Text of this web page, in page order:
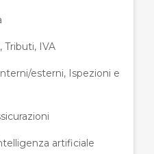
Tributi, IVA
esterni, Ispezioni e
artificiale